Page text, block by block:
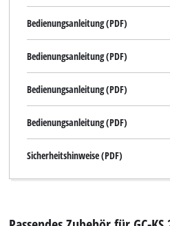
Wir benötigen
Google
to trackers that
the site with
to the list
Powered by
Bedienungsanleitung (PDF)
Bedienungsanleitung (PDF)
Bedienungsanleitung (PDF)
Bedienungsanleitung (PDF)
Sicherheitshinweise (PDF)